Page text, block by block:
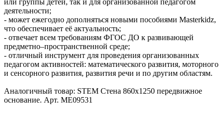
или группы детей, так и для организованной педагогом
деятельности;
- может ежегодно дополняться новыми пособиями Masterkidz,
что обеспечивает её актуальность;
- отвечает всем требованиям ФГОС ДО к развивающей
предметно–пространственной среде;
- отличный инструмент для проведения организованных
педагогом активностей: математического развития, моторного
и сенсорного развития, развития речи и по другим областям.
Аналогичный товар: STEM Стена 860х1250 передвижное
основание. Арт. ME09531